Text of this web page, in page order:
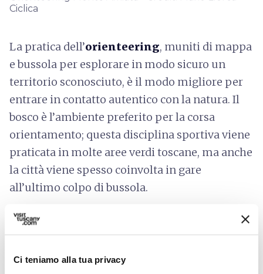
Ci teniamo alla tua privacy
Ciclica
La pratica dell’orienteering, muniti di mappa
e bussola per esplorare in modo sicuro un
territorio sconosciuto, è il modo migliore per
entrare in contatto autentico con la natura. Il
bosco è l’ambiente preferito per la corsa
orientamento; questa disciplina sportiva viene
praticata in molte aree verdi toscane, ma anche
la città viene spesso coinvolta in gare
all’ultimo colpo di bussola.
I territori ideali per iniziare l’esplorazione sono
molti. Da sud inVal d’Orcia,risalendo i
Monte Amiata, senza tralasciare a nord